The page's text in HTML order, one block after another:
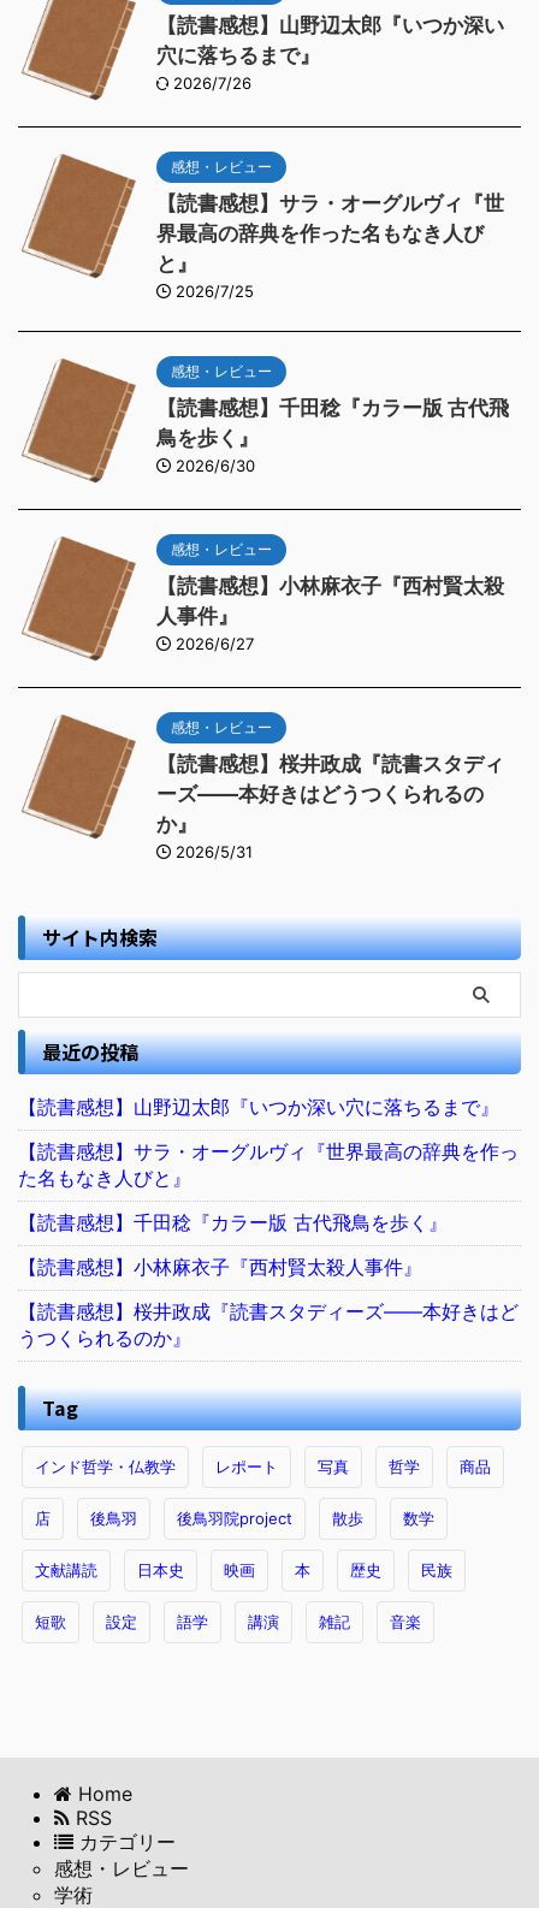
【読書感想】山野辺太郎『いつか深い
穴に落ちるまで』
2026/7/26
感想・レビュー
【読書感想】サラ・オーグルヴィ『世
界最高の辞典を作った名もなき人び
と』
2026/7/25
感想・レビュー
【読書感想】千田稔『カラー版 古代飛
鳥を歩く』
2026/6/30
感想・レビュー
【読書感想】小林麻衣子『西村賢太殺
人事件』
2026/6/27
感想・レビュー
【読書感想】桜井政成『読書スタディ
ーズ――本好きはどうつくられるの
か』
2026/5/31
サイト内検索
最近の投稿
【読書感想】山野辺太郎『いつか深い穴に落ちるまで』
【読書感想】サラ・オーグルヴィ『世界最高の辞典を作っ
た名もなき人びと』
【読書感想】千田稔『カラー版 古代飛鳥を歩く』
【読書感想】小林麻衣子『西村賢太殺人事件』
【読書感想】桜井政成『読書スタディーズ――本好きはど
うつくられるのか』
Tag
インド哲学・仏教学 レポート 写真 哲学 商品
店 後鳥羽 後鳥羽院project 散歩 数学
文献講読 日本史 映画 本 歴史 民族
短歌 設定 語学 講演 雑記 音楽
Home
RSS
カテゴリー
感想・レビュー
学術